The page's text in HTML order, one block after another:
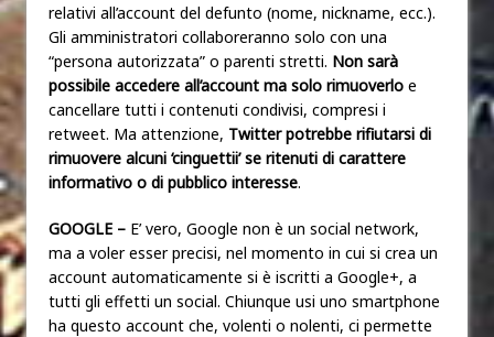
relativi all’account del defunto (nome, nickname, ecc.).
Gli amministratori collaboreranno solo con una
“persona autorizzata” o parenti stretti. Non sarà
possibile accedere all’account ma solo rimuoverlo e
cancellare tutti i contenuti condivisi, compresi i
retweet. Ma attenzione, Twitter potrebbe rifiutarsi di
rimuovere alcuni ‘cinguettii’ se ritenuti di carattere
informativo o di pubblico interesse.
GOOGLE – E’ vero, Google non è un social network,
ma a voler esser precisi, nel momento in cui si crea un
account automaticamente si è iscritti a Google+, a
tutti gli effetti un social. Chiunque usi uno smartphone
ha questo account che, volenti o nolenti, ci permette